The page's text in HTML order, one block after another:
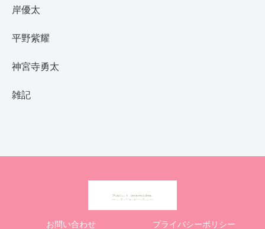
岸優太
平野紫耀
神宮寺勇太
雑記
お問い合わせ プライバシーポリシー